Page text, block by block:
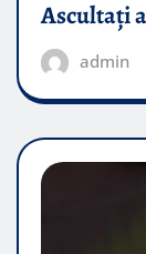
Ascultați
admin